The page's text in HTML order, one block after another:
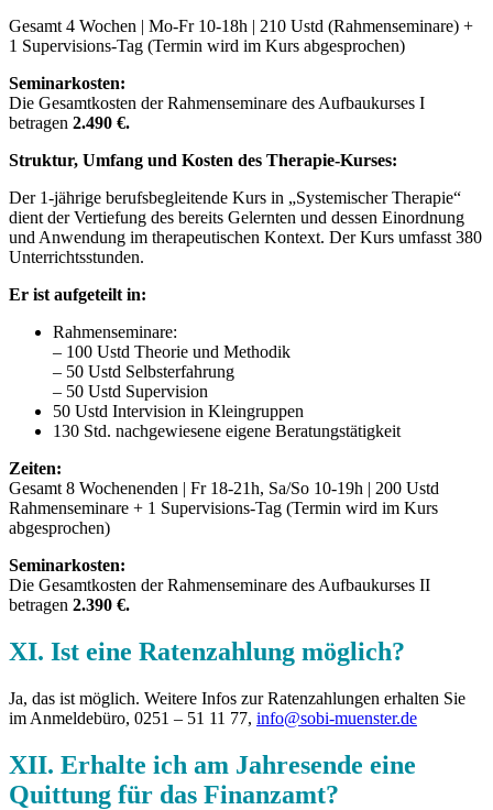
Gesamt 4 Wochen | Mo-Fr 10-18h | 210 Ustd (Rahmenseminare) +
1 Supervisions-Tag (Termin wird im Kurs abgesprochen)
Seminarkosten:
Die Gesamtkosten der Rahmenseminare des Aufbaukurses I
betragen 2.490 €.
Struktur, Umfang und Kosten des Therapie-Kurses:
Der 1-jährige berufsbegleitende Kurs in „Systemischer Therapie“
dient der Vertiefung des bereits Gelernten und dessen Einordnung
und Anwendung im therapeutischen Kontext. Der Kurs umfasst 380
Unterrichtsstunden.
Er ist aufgeteilt in:
Rahmenseminare:
– 100 Ustd Theorie und Methodik
– 50 Ustd Selbsterfahrung
– 50 Ustd Supervision
50 Ustd Intervision in Kleingruppen
130 Std. nachgewiesene eigene Beratungstätigkeit
Zeiten:
Gesamt 8 Wochenenden | Fr 18-21h, Sa/So 10-19h | 200 Ustd
Rahmenseminare + 1 Supervisions-Tag (Termin wird im Kurs
abgesprochen)
Seminarkosten:
Die Gesamtkosten der Rahmenseminare des Aufbaukurses II
betragen 2.390 €.
XI. Ist eine Ratenzahlung möglich?
Ja, das ist möglich. Weitere Infos zur Ratenzahlungen erhalten Sie
im Anmeldebüro, 0251 – 51 11 77, info@sobi-muenster.de
XII. Erhalte ich am Jahresende eine
Quittung für das Finanzamt?